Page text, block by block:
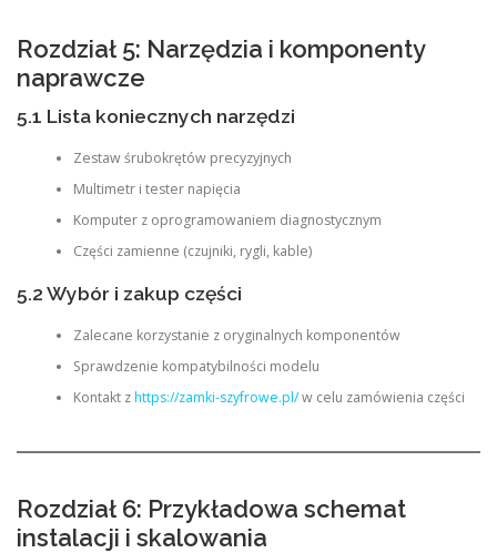
Rozdział 5: Narzędzia i komponenty
naprawcze
5.1 Lista koniecznych narzędzi
Zestaw śrubokrętów precyzyjnych
Multimetr i tester napięcia
Komputer z oprogramowaniem diagnostycznym
Części zamienne (czujniki, rygli, kable)
5.2 Wybór i zakup części
Zalecane korzystanie z oryginalnych komponentów
Sprawdzenie kompatybilności modelu
Kontakt zhttps://zamki-szyfrowe.pl/w celu zamówienia części
Rozdział 6: Przykładowa schemat
instalacji i skalowania